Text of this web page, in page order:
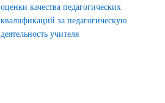
оценки качества педагогических
квалификаций за педагогическую
деятельность учителя